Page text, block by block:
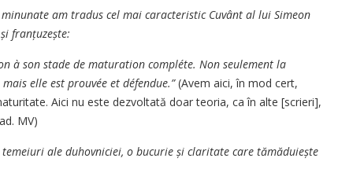
am tradus cel mai caracteristic Cuvânt al lui Simeon
franțuzește:
à son stade de maturation compléte. Non seulement la
elle est prouvée et défendue.”(Avem aici, în mod cert,
Aici nu este dezvoltată doar teoria, ca în alte [scrieri],
MV)
ale duhovniciei, o bucurie și claritate care tămăduiește